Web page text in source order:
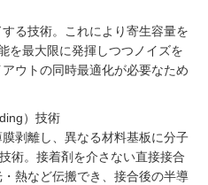
る技術。これにより寄生容量を
を最大限に発揮しつつノイズを
ウトの同時最適化が必要なため
）技術
剥離し、異なる材料基板に分子
術。接着剤を介さない直接接合
熱など伝搬でき、接合後の半導